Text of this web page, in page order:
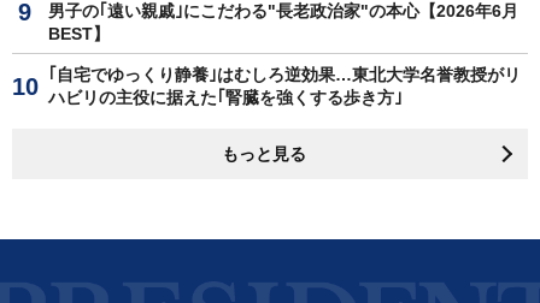
男子の｢遠い親戚｣にこだわる"長老政治家"の本心【2026年6月
BEST】
｢自宅でゆっくり静養｣はむしろ逆効果…東北大学名誉教授がリ
ハビリの主役に据えた｢腎臓を強くする歩き方｣
もっと見る